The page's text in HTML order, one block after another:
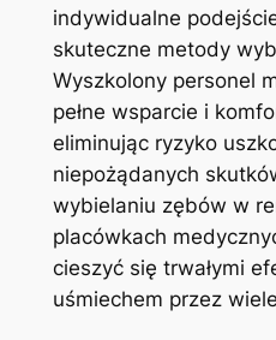
indywidualne
skuteczne metody
Wyszkolony personel
pełne wsparcie i
eliminując ryzyko
niepożądanych
wybielaniu zębów w
placówkach
cieszyć się trwałymi
uśmiechem przez